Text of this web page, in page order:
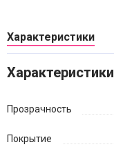
Характеристики
Характеристики
Прозрачность
Покрытие